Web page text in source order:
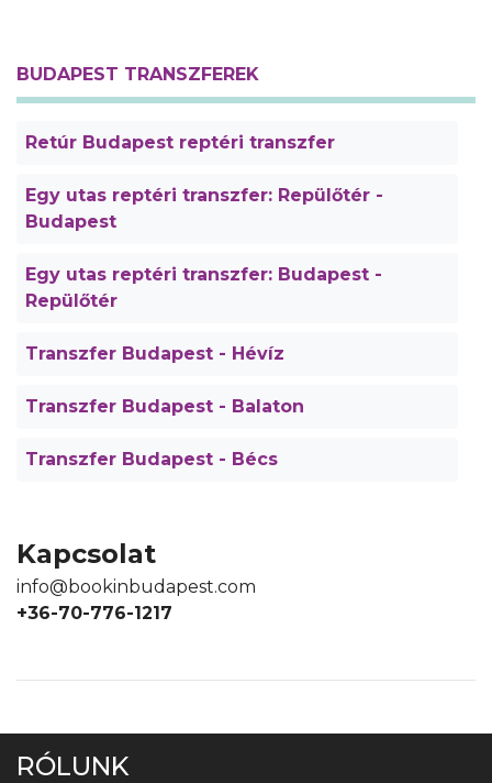
BUDAPEST TRANSZFEREK
Retúr Budapest reptéri transzfer
Egy utas reptéri transzfer: Repülőtér -
Budapest
Egy utas reptéri transzfer: Budapest -
Repülőtér
Transzfer Budapest - Hévíz
Transzfer Budapest - Balaton
Transzfer Budapest - Bécs
Kapcsolat
info@bookinbudapest.com
+36-70-776-1217
RÓLUNK